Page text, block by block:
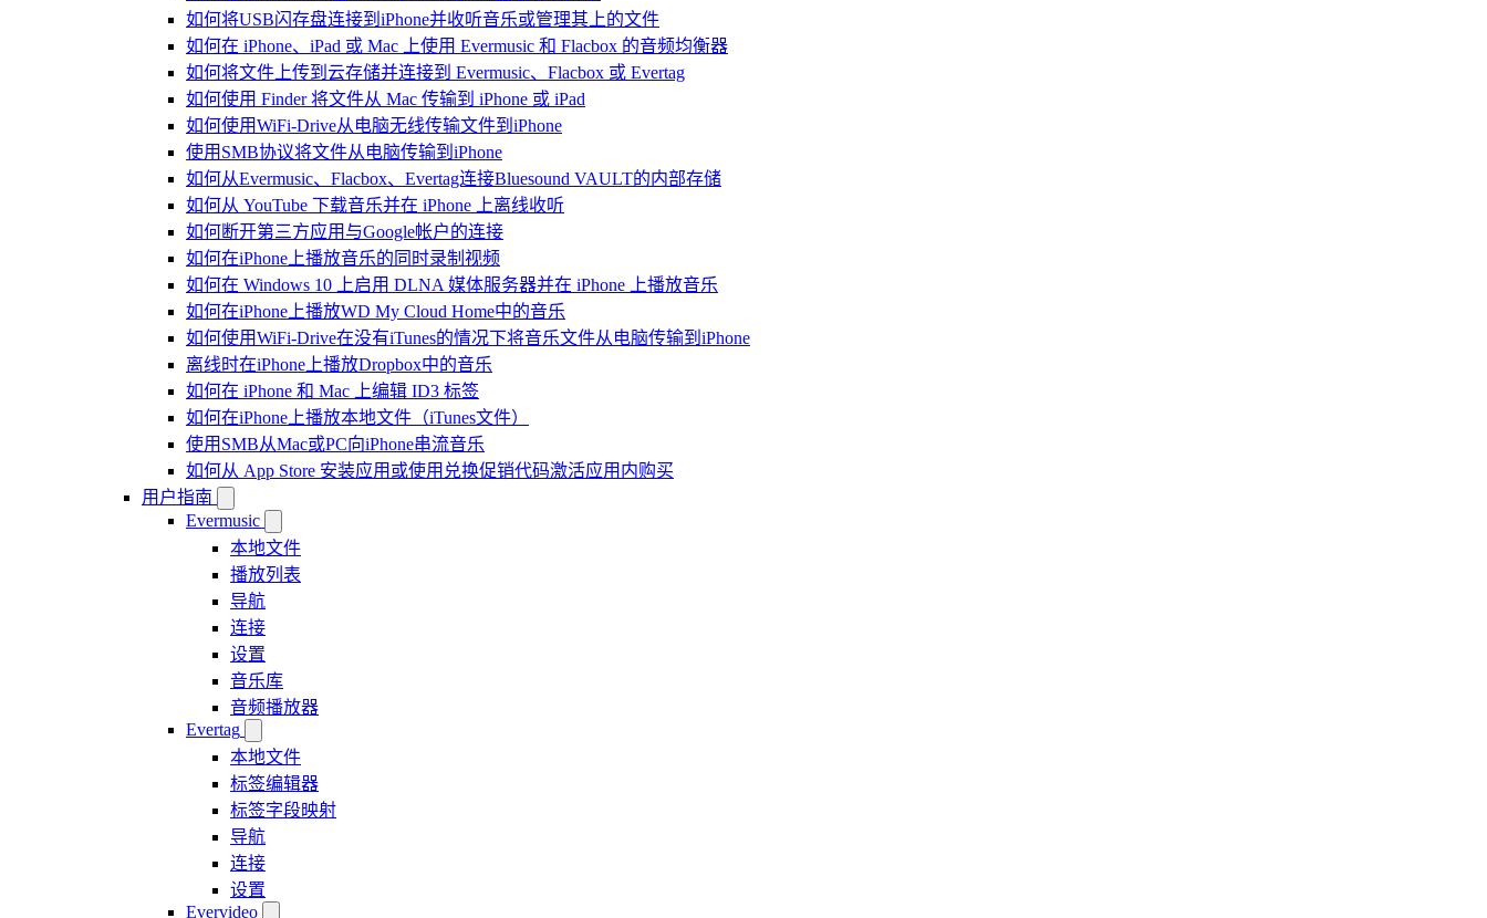
如何将USB闪存盘连接到iPhone并收听音乐或管理其上的文件
如何在 iPhone、iPad 或 Mac 上使用 Evermusic 和 Flacbox 的音频均衡器
如何将文件上传到云存储并连接到 Evermusic、Flacbox 或 Evertag
如何使用 Finder 将文件从 Mac 传输到 iPhone 或 iPad
如何使用WiFi-Drive从电脑无线传输文件到iPhone
使用SMB协议将文件从电脑传输到iPhone
如何从Evermusic、Flacbox、Evertag连接Bluesound VAULT的内部存储
如何从 YouTube 下载音乐并在 iPhone 上离线收听
如何断开第三方应用与Google帐户的连接
如何在iPhone上播放音乐的同时录制视频
如何在 Windows 10 上启用 DLNA 媒体服务器并在 iPhone 上播放音乐
如何在iPhone上播放WD My Cloud Home中的音乐
如何使用WiFi-Drive在没有iTunes的情况下将音乐文件从电脑传输到iPhone
离线时在iPhone上播放Dropbox中的音乐
如何在 iPhone 和 Mac 上编辑 ID3 标签
如何在iPhone上播放本地文件（iTunes文件）
使用SMB从Mac或PC向iPhone串流音乐
如何从 App Store 安装应用或使用兑换促销代码激活应用内购买
用户指南
Evermusic
本地文件
播放列表
导航
连接
设置
音乐库
音频播放器
Evertag
本地文件
标签编辑器
标签字段映射
导航
连接
设置
Evervideo